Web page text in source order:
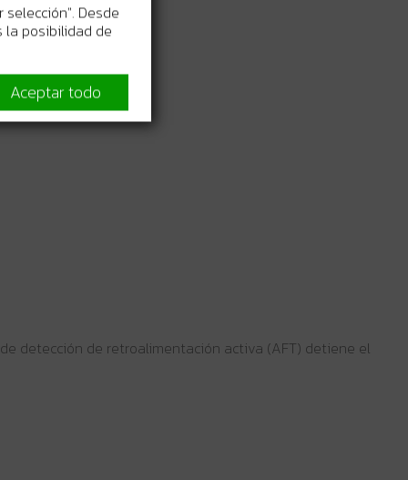
detección de retroalimentación activa (AFT) detiene el
Desde
la posibilidad de
Aceptar todo